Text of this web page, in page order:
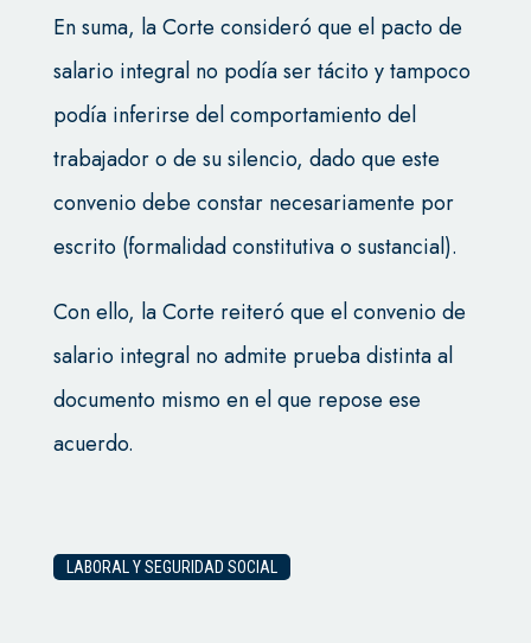
En suma, la Corte consideró que el pacto de
salario integral no podía ser tácito y tampoco
podía inferirse del comportamiento del
trabajador o de su silencio, dado que este
convenio debe constar necesariamente por
escrito (formalidad constitutiva o sustancial).
Con ello, la Corte reiteró que el convenio de
salario integral no admite prueba distinta al
documento mismo en el que repose ese
acuerdo.
LABORAL Y SEGURIDAD SOCIAL